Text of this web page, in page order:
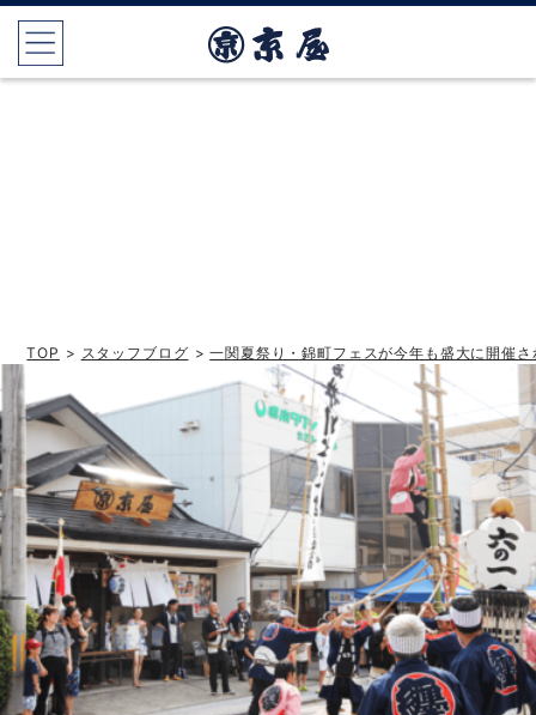
TOP > スタッフブログ >一関夏祭り・錦町フェスが今年も盛大に開催